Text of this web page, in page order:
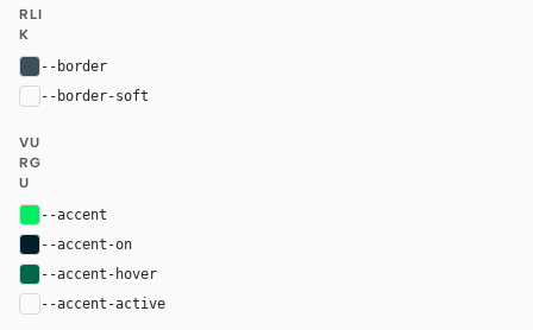
RLI
K
--border
--border-soft
VU
RG
U
--accent
--accent-on
--accent-hover
--accent-active